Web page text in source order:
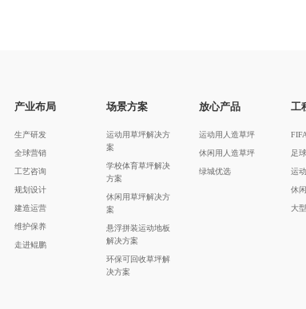
产业布局
生产研发
全球营销
工艺咨询
规划设计
建造运营
维护保养
走进鲲鹏
场景方案
运动用草坪解决方
案
学校体育草坪解决
方案
休闲用草坪解决方
案
悬浮拼装运动地板
解决方案
环保可回收草坪解
决方案
放心产品
运动用人造草坪
休闲用人造草坪
绿城优选
工
足
运
休
大